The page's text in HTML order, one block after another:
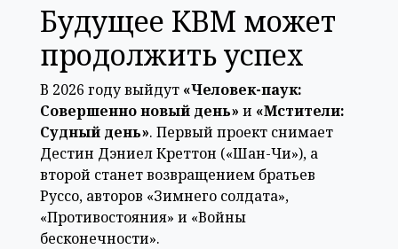
Будущее КВМ может
продолжить успех
В 2026 году выйдут «Человек-паук:
Совершенно новый день» и «Мстители:
Судный день». Первый проект снимает
Дестин Дэниел Креттон («Шан-Чи»), а
второй станет возвращением братьев
Руссо, авторов «Зимнего солдата»,
«Противостояния» и «Войны
бесконечности».